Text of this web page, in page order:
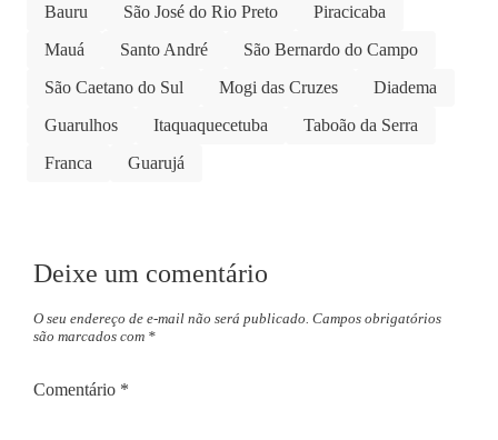
Bauru
São José do Rio Preto
Piracicaba
Mauá
Santo André
São Bernardo do Campo
São Caetano do Sul
Mogi das Cruzes
Diadema
Guarulhos
Itaquaquecetuba
Taboão da Serra
Franca
Guarujá
Deixe um comentário
O seu endereço de e-mail não será publicado. Campos obrigatórios
são marcados com *
Comentário *